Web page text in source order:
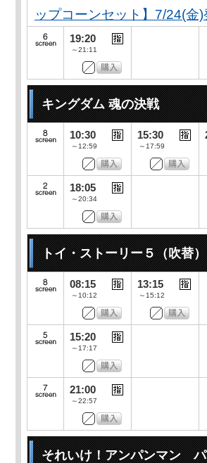
ップコーンセット】7/24(金)
19:20
～21:11
キングダム 魂の決戦
10:30
～12:59
15:30
～17:59
18:05
～20:34
トイ・ストーリー５（吹替）
08:15
～10:12
13:15
～15:12
15:20
～17:17
21:00
～22:57
それいけ！アンパンマン